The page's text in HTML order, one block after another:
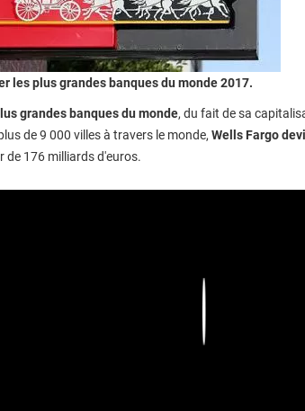
les plus grandes banques du monde 2017.
grandes banques du monde, du fait de sa
de 9 000 villes à travers le monde, Wells Fargo
de 176 milliards d'euros.